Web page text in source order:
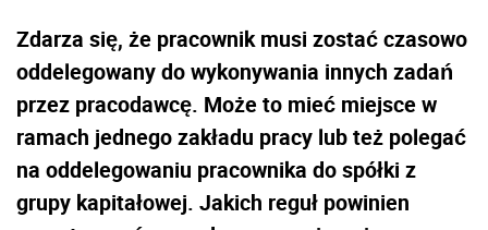
Zdarza się, że pracownik musi zostać czasowo
oddelegowany do wykonywania innych zadań
przez pracodawcę. Może to mieć miejsce w
ramach jednego zakładu pracy lub też polegać
na oddelegowaniu pracownika do spółki z
grupy kapitałowej. Jakich reguł powinien